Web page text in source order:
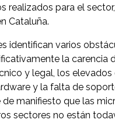
realizados para el
Cataluña.
identifican varios
la carencia
y legal, los elevados
y la falta de
de manifiesto que las
sectores no están